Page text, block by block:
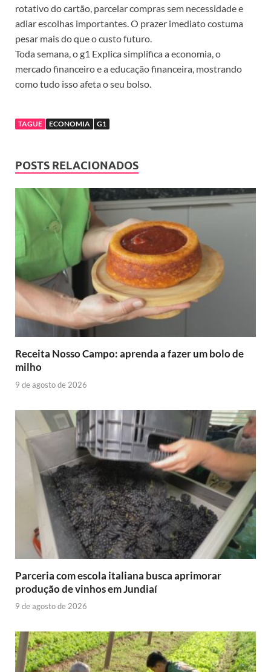
rotativo do cartão, parcelar compras sem necessidade e
adiar escolhas importantes. O prazer imediato costuma
pesar mais do que o custo futuro.
Toda semana, o g1 Explica simplifica a economia, o
mercado financeiro e a educação financeira, mostrando
como tudo isso afeta o seu bolso.
TAGUE ECONOMIA G1
POSTS RELACIONADOS
Receita Nosso Campo: aprenda a fazer um bolo de
milho
9 de agosto de 2026
Parceria com escola italiana busca aprimorar
produção de vinhos em Jundiaí
9 de agosto de 2026